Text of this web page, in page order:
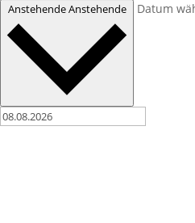
AnstehendeAnstehende Datum